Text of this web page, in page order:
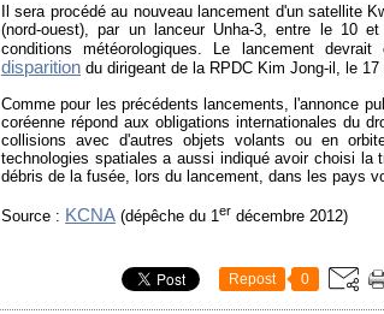
Il sera procédé au nouveau lancement d'un satellite
(nord-ouest), par un lanceur Unha-3, entre le 10
conditions météorologiques. Le lancement devrait
disparition du dirigeant de la RPDC Kim Jong-il, le 17
Comme pour les précédents lancements, l'annonce
coréenne répond aux obligations internationales du
collisions avec d'autres objets volants ou en
technologies spatiales a aussi indiqué avoir choisi la
débris de la fusée, lors du lancement, dans les pays
Source : KCNA (dépêche du 1er décembre 2012)
Repost 0